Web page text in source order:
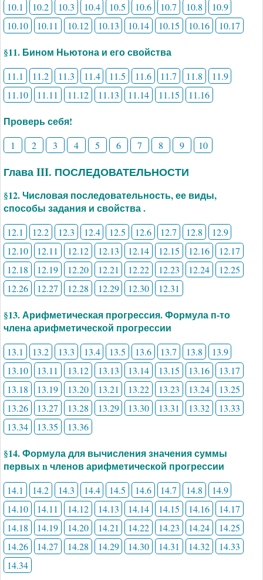
10.1 10.2 10.3 10.4 10.5 10.6 10.7 10.8
10.9
10.10
10.11 10.12 10.13 10.14 10.15 10.16 10.17
§11. Бином Ньютона и его свойства
11.1 11.2 11.3 11.4 11.5 11.6 11.7 11.8
11.9
11.10
11.11 11.12 11.13 11.14 11.15 11.16
Проверь себя!
1 2 3 4 5 6 7 8 9 10
Глава III. ПОСЛЕДОВАТЕЛЬНОСТИ
§12. Числовая последовательность, ее виды,
способы задания и свойства .
12.1 12.2 12.3 12.4 12.5 12.6 12.7 12.8
12.9
12.10
12.11 12.12 12.13 12.14 12.15 12.16
12.17
12.18
12.19 12.20 12.21 12.22 12.23 12.24
12.25
12.26
12.27 12.28 12.29 12.30 12.31
§13. Арифметическая прогрессия. Формула п-то
члена арифметической прогрессии
13.1 13.2 13.3 13.4 13.5 13.6 13.7 13.8
13.9
13.10
13.11 13.12 13.13 13.14 13.15 13.16
13.17
13.18
13.19 13.20 13.21 13.22 13.23 13.24
13.25
13.26
13.27 13.28 13.29 13.30 13.31 13.32
13.33
13.34
13.35 13.36
§14. Формула для вычисления значения суммы
первых n членов арифметической прогрессии
14.1 14.2 14.3 14.4 14.5 14.6 14.7 14.8
14.9
14.10
14.11 14.12 14.13 14.14 14.15 14.16
14.17
14.18
14.19 14.20 14.21 14.22 14.23 14.24
14.25
14.26
14.27 14.28 14.29 14.30 14.31 14.32
14.33
14.34